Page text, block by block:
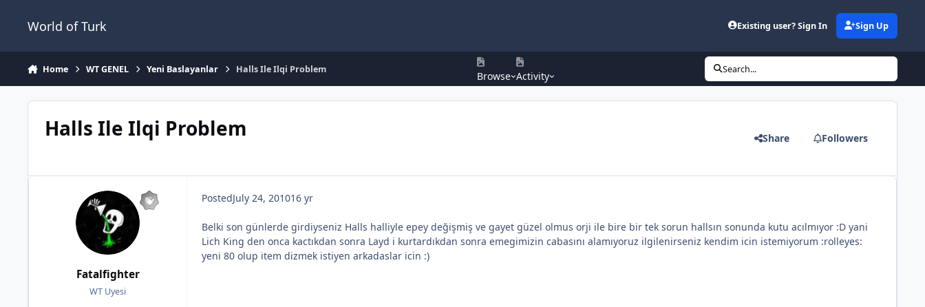
World of Turk Existing user? Sign In Sign Up
Home WT GENEL Yeni Baslayanlar Halls Ile Ilqi Problem
Browse Activity
Search...
Halls Ile Ilqi Problem Share Followers
Fatalfighter
WT Uyesi
PostedJuly 24, 201016 yr
Belki son günlerde girdiyseniz Halls halliyle epey değişmiş ve gayet güzel olmus orji ile bire bir tek sorun hallsın sonunda kutu acılmıyor :D yani
Lich King den onca kactıkdan sonra Layd i kurtardıkdan sonra emegimizin cabasını alamıyoruz ilgilenirseniz kendim icin istemiyorum :rolleyes:
yeni 80 olup item dizmek istiyen arkadaslar icin :)